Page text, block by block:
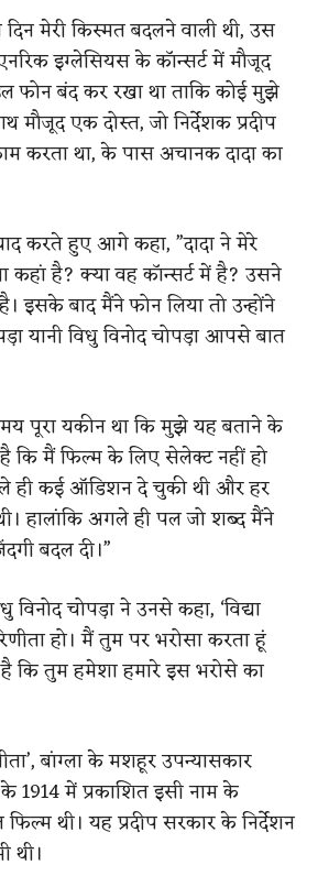
दिन मेरी किस्मत बदलने वाली थी, उस
इग्लेसियस के कॉन्सर्ट में मौजूद
फोन बंद कर रखा था ताकि कोई मुझे
मौजूद एक दोस्त, जो निर्देशक प्रदीप
करता था, के पास अचानक दादा का
करते हुए आगे कहा, ”दादा ने मेरे
कहां है? क्या वह कॉन्सर्ट में है? उसने
इसके बाद मैंने फोन लिया तो उन्होंने
यानी विधु विनोद चोपड़ा आपसे बात
पूरा यकीन था कि मुझे यह बताने के
कि मैं फिल्म के लिए सेलेक्ट नहीं हो
ही कई ऑडिशन दे चुकी थी और हर
हालांकि अगले ही पल जो शब्द मैंने
बदल दी।”
विनोद चोपड़ा ने उनसे कहा, ‘विद्या
हो। मैं तुम पर भरोसा करता हूं
कि तुम हमेशा हमारे इस भरोसे का
बांग्ला के मशहूर उपन्यासकार
के 1914 में प्रकाशित इसी नाम के
थी। यह प्रदीप सरकार के निर्देशन
थी।